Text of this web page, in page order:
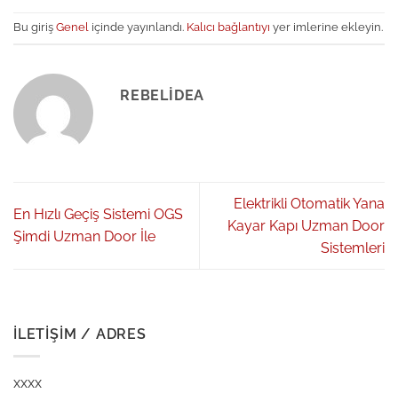
Bu giriş Genel içinde yayınlandı. Kalıcı bağlantıyı yer imlerine ekleyin.
REBELIDEA
En Hızlı Geçiş Sistemi OGS
Şimdi Uzman Door İle
Elektrikli Otomatik Yana
Kayar Kapı Uzman Door
Sistemleri
İLETIŞIM / ADRES
xxxx